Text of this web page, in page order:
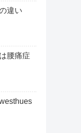
違い
腰痛症